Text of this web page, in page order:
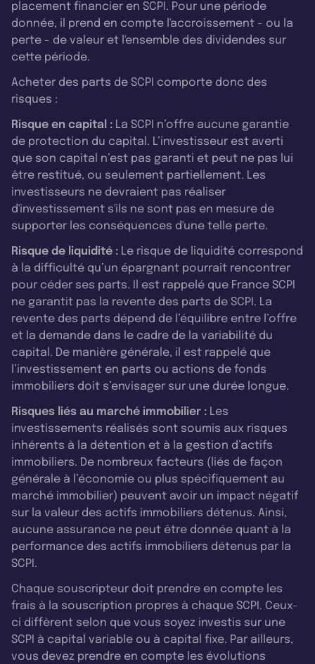
placement financier en SCPI. Pour une période
donnée, il prend en compte l'accroissement - ou la
perte - de valeur et l'ensemble des dividendes sur
cette période.
Acheter des parts de SCPI comporte donc des
risques :
Risque en capital : La SCPI n’offre aucune garantie
de protection du capital. L’investisseur est averti
que son capital n’est pas garanti et peut ne pas lui
être restitué, ou seulement partiellement. Les
investisseurs ne devraient pas réaliser
d'investissement s'ils ne sont pas en mesure de
supporter les conséquences d'une telle perte.
Risque de liquidité : Le risque de liquidité correspond
à la difficulté qu’un épargnant pourrait rencontrer
pour céder ses parts. Il est rappelé que France SCPI
ne garantit pas la revente des parts de SCPI. La
revente des parts dépend de l’équilibre entre l’offre
et la demande dans le cadre de la variabilité du
capital. De manière générale, il est rappelé que
l’investissement en parts ou actions de fonds
immobiliers doit s’envisager sur une durée longue.
Risques liés au marché immobilier : Les
investissements réalisés sont soumis aux risques
inhérents à la détention et à la gestion d’actifs
immobiliers. De nombreux facteurs (liés de façon
générale à l’économie ou plus spécifiquement au
marché immobilier) peuvent avoir un impact négatif
sur la valeur des actifs immobiliers détenus. Ainsi,
aucune assurance ne peut être donnée quant à la
performance des actifs immobiliers détenus par la
SCPI.
Chaque souscripteur doit prendre en compte les
frais à la souscription propres à chaque SCPI. Ceux-
ci diffèrent selon que vous soyez investis sur une
SCPI à capital variable ou à capital fixe. Par ailleurs,
vous devez prendre en compte les évolutions